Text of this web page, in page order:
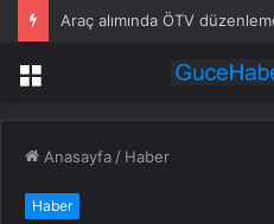
Menü
Anasayfa / Haber
Haber